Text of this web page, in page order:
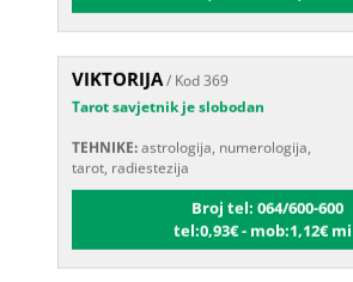
VIKTORIJA/ Kod 369
Tarot savjetnik je slobodan
tarot, radiestezija
Broj tel: 064/600-600
tel:0,93€ - mob:1,12€ min